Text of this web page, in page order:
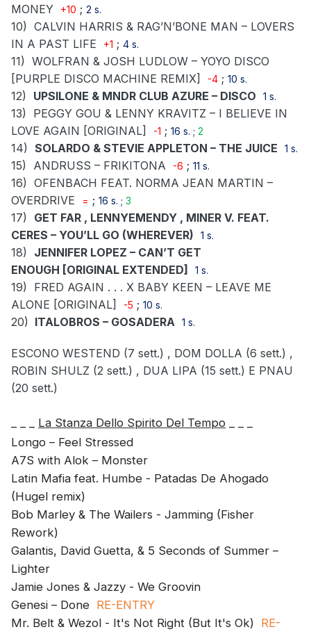
MONEY
+10 ; 2 s.
10) CALVIN HARRIS & RAG’N’BONE MAN – LOVERS
IN A PAST LIFE
+1 ; 4 s.
11) WOLFRAN & JOSH LUDLOW – YOYO DISCO
[PURPLE DISCO MACHINE REMIX]
-4 ; 10 s.
12) UPSILONE & MNDR CLUB AZURE – DISCO 1 s.
13)
PEGGY GOU & LENNY KRAVITZ – I BELIEVE IN
LOVE AGAIN [ORIGINAL]
-1 ; 16 s. ; 2
14) SOLARDO & STEVIE APPLETON – THE JUICE 1 s.
15) ANDRUSS – FRIKITONA -6 ; 11 s.
16) OFENBACH FEAT. NORMA JEAN MARTIN –
OVERDRIVE
= ; 16 s. ; 3
17)
GET FAR , LENNYEMENDY , MINER V. FEAT.
CERES – YOU’LL GO (WHEREVER)
1 s.
18)
JENNIFER LOPEZ – CAN’T GET
ENOUGH [ORIGINAL EXTENDED] 1 s.
19)
FRED AGAIN . . . X BABY KEEN – LEAVE ME
ALONE [ORIGINAL]
-5 ; 10 s.
20) ITALOBROS – GOSADERA 1 s.
ESCONO WESTEND (7 sett.) , DOM DOLLA (6 sett.) ,
ROBIN SHULZ (2 sett.) , DUA LIPA (15 sett.) E PNAU
(20 sett.)
La Stanza Dello Spirito Del Tempo
Longo – Feel Stressed
A7S with Alok – Monster
Latin Mafia feat. Humbe - Patadas De Ahogado
(Hugel remix)
Bob Marley & The Wailers - Jamming (Fisher
Rework)
Galantis, David Guetta, & 5 Seconds of Summer –
Lighter
Jamie Jones & Jazzy - We Groovin
Genesi – Done RE-ENTRY
Mr. Belt & Wezol - It's Not Right (But It's Ok) RE-